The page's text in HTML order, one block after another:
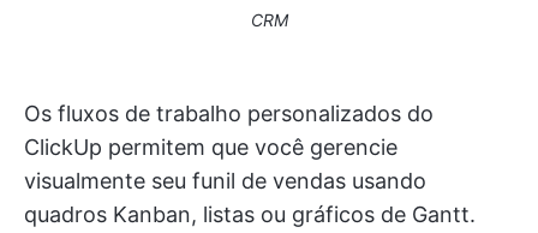
CRM
Os fluxos de trabalho personalizados do
ClickUp permitem que você gerencie
visualmente seu funil de vendas usando
quadros Kanban, listas ou gráficos de Gantt.